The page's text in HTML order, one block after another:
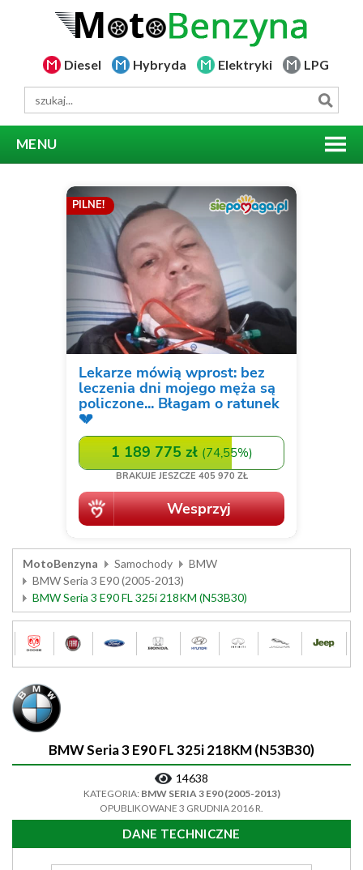
Diesel Hybryda Elektryki LPG
MENU
MotoBenzyna Samochody
BMW
BMW Seria 3 E90 (2005-2013)
BMW Seria 3 E90 FL 325i 218KM (N53B30)
BMW Seria 3 E90 FL 325i 218KM (N53B30)
14638
KATEGORIA: BMW SERIA 3 E90 (2005-2013)
OPUBLIKOWANE 3 GRUDNIA 2016 R.
DANE TECHNICZNE